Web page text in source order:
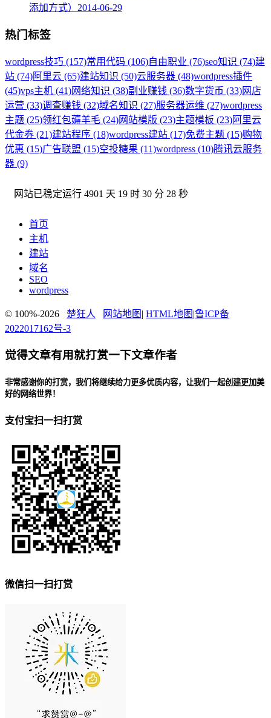
添加方式） 2014-06-29
热门标签
wordpress技巧 (157)常用代码 (106)自由职业 (76)seo知识 (74)建
站 (74)阿里云 (65)建站知识 (50)云服务器 (48)wordpress插件
(45)vps主机 (41)网络知识 (38)副业赚钱 (36)数字货币 (33)网店
运营 (33)调查赚钱 (32)域名知识 (27)服务器运维 (27)wordpress
主题 (25)领红包薅羊毛 (24)网站模版 (23)主题模板 (23)阿里云
代金券 (21)建站程序 (18)wordpress建站 (17)免费主题 (15)购物
优惠 (15)广告联盟 (15)空投糖果 (11)wordpress (10)腾讯云服务
器 (9)
网站已稳定运行 4901 天 19 时 30 分 29 秒
首页
主机
建站
域名
SEO
wordpress
© 100%-2026 楚狂人 网站地图 | HTML地图 |鲁ICP备
2022017162号-3
觉得文章有用就打赏一下文章作者
非常感谢你的打赏，我们将继续给力更多优质内容，让我们一起创建更加美
好的网络世界！
支付宝扫一扫打赏
微信扫一扫打赏